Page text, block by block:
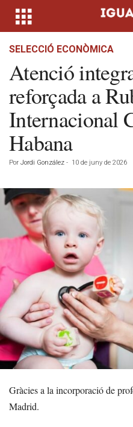
SELECCIÓ ECONÒMICA
Atenció
reforçada a
Internacional
Habana
Por Jordi González - 10 de juny de 2026
Gràcies a la incorporació de
Madrid.